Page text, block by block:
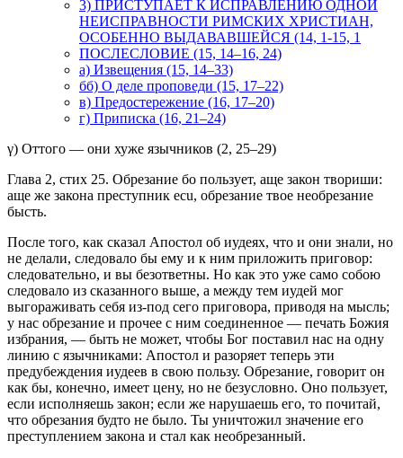
3) ПРИСТУПАЕТ К ИСПРАВЛЕНИЮ ОДНОЙ
НЕИСПРАВНОСТИ РИМСКИХ ХРИСТИАН,
ОСОБЕННО ВЫДАВАВШЕЙСЯ (14, 1-15, 1
ПОСЛЕСЛОВИЕ (15, 14–16, 24)
а) Извещения (15, 14–33)
бб) О деле проповеди (15, 17–22)
в) Предостережение (16, 17–20)
г) Приписка (16, 21–24)
γ) Оттого — они хуже язычников (2, 25–29)
Глава 2, стих 25. Обрезание бо пользует, аще закон твориши:
аще же закона преступник ecu, обрезание твое необрезание
бысть.
После того, как сказал Апостол об иудеях, что и они знали, но
не делали, следовало бы ему и к ним приложить приговор:
следовательно, и вы безответны. Но как это уже само собою
следовало из сказанного выше, а между тем иудей мог
выгораживать себя из-под сего приговора, приводя на мысль;
у нас обрезание и прочее с ним соединенное — печать Божия
избрания, — быть не может, чтобы Бог поставил нас на одну
линию с язычниками: Апостол и разоряет теперь эти
предубеждения иудеев в свою пользу. Обрезание, говорит он
как бы, конечно, имеет цену, но не безусловно. Оно пользует,
если исполняешь закон; если же нарушаешь его, то почитай,
что обрезания будто не было. Ты уничтожил значение его
преступлением закона и стал как необрезанный.